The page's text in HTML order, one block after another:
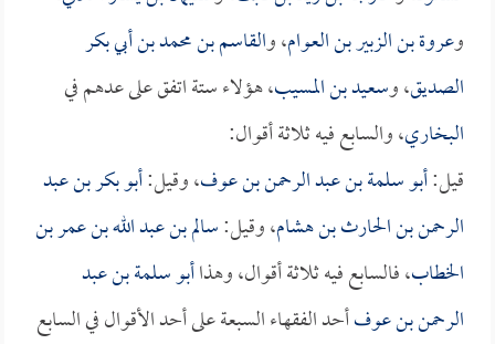
وعروة بن الزبير بن العوام، والقاسم بن محمد بن أبي بكر
الصديق، وسعيد بن المسيب، هؤلاء ستة اتفق على عدهم في
البخاري، والسابع فيه ثلاثة أقوال:
قيل:أبو سلمة بن عبد الرحمن بن عوف، وقيل:أبو بكر بن عبد
الرحمن بن الحارث بن هشام، وقيل:سالم بن عبد الله بن عمر بن
الخطاب، فالسابع فيه ثلاثة أقوال، وهذاأبو سلمة بن عبد
الرحمن بن عوفأحد الفقهاء السبعة على أحد الأقوال في السابع